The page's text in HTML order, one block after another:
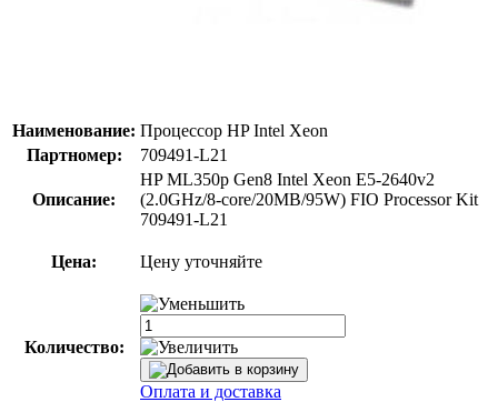
Наименование: Процессор HP Intel Xeon
Партномер:
709491-L21
Описание:
HP ML350p Gen8 Intel Xeon E5-2640v2
(2.0GHz/8-core/20MB/95W) FIO Processor Kit
709491-L21
Цена: Цену уточняйте
Количество:
Оплата и доставка